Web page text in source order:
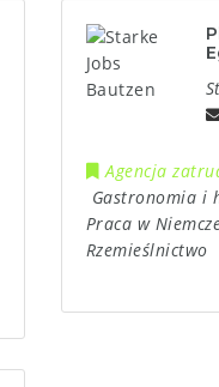
Agencja
Gastronomia i
Praca w
Rzemieślnictwo